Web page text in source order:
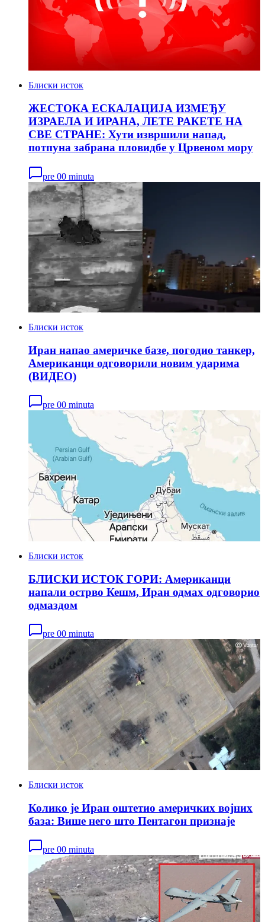
Блиски исток
ЖЕСТОКА ЕСКАЛАЦИЈА ИЗМЕЂУ
ИЗРАЕЛА И ИРАНА, ЛЕТЕ РАКЕТЕ НА
СВЕ СТРАНЕ: Хути извршили напад,
потпуна забрана пловидбе у Црвеном мору
pre 00 minuta
Блиски исток
Иран напао америчке базе, погодио танкер,
Американци одговорили новим ударима
(ВИДЕО)
pre 00 minuta
Блиски исток
БЛИСКИ ИСТОК ГОРИ: Американци
напали острво Кешм, Иран одмах одговорио
одмаздом
pre 00 minuta
Блиски исток
Колико је Иран оштетио америчких војних
база: Више него што Пентагон признаје
pre 00 minuta